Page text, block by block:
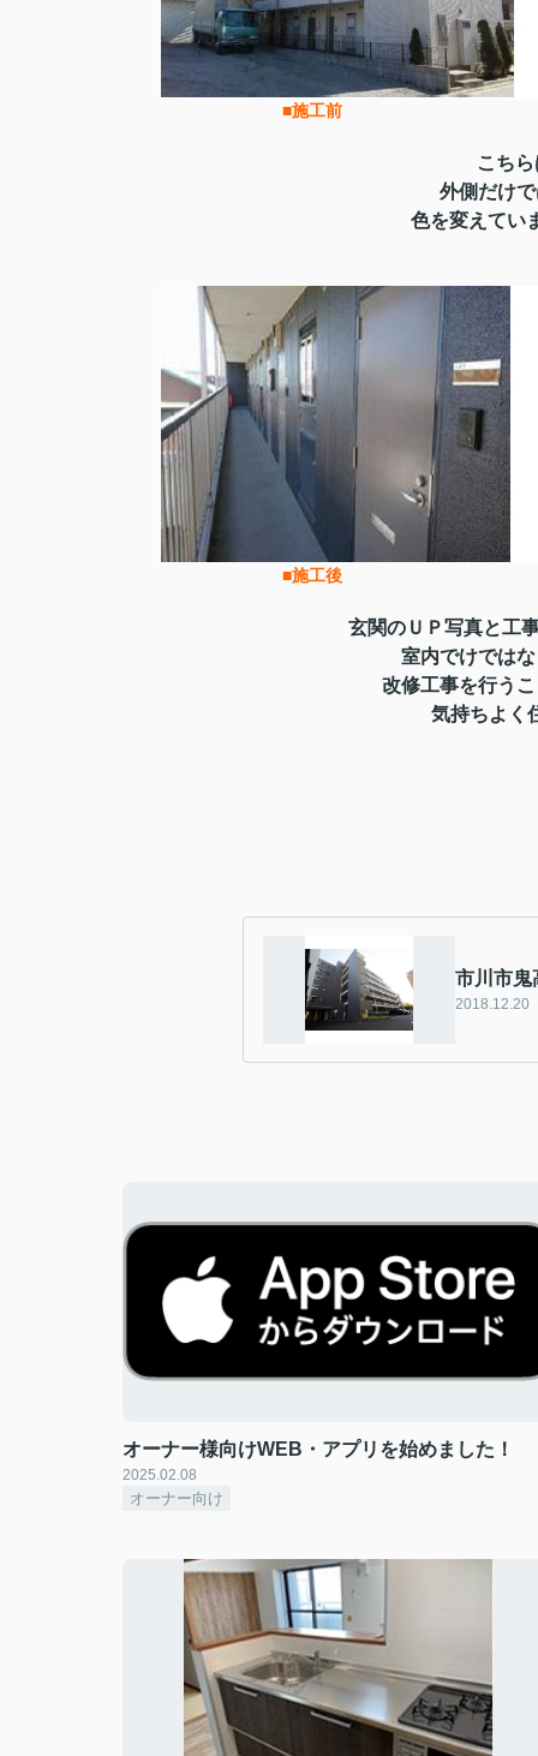
■施工
こち
外側だけ
色を変えてい
■施工
玄関のＵＰ写真と工
室内でけでは
改修工事を行う
気持ちよく
市川市
2018.12.20
オーナー様向けWEB・アプリを始めました！
2025.02.08
オーナー向け